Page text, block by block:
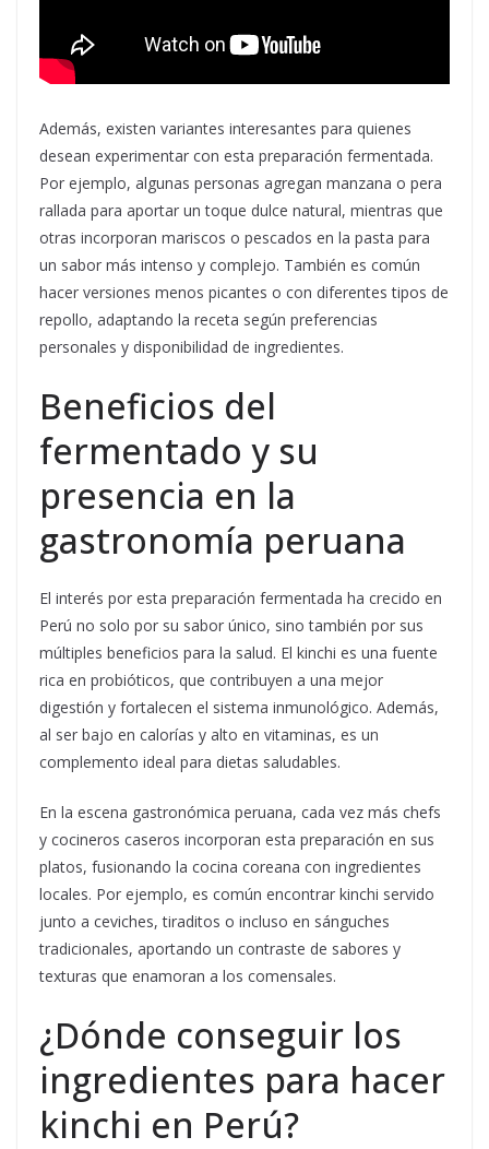
Además, existen variantes interesantes para quienes
desean experimentar con esta preparación fermentada.
Por ejemplo, algunas personas agregan manzana o pera
rallada para aportar un toque dulce natural, mientras que
otras incorporan mariscos o pescados en la pasta para
un sabor más intenso y complejo. También es común
hacer versiones menos picantes o con diferentes tipos de
repollo, adaptando la receta según preferencias
personales y disponibilidad de ingredientes.
Beneficios del
fermentado y su
presencia en la
gastronomía peruana
El interés por esta preparación fermentada ha crecido en
Perú no solo por su sabor único, sino también por sus
múltiples beneficios para la salud. El kinchi es una fuente
rica en probióticos, que contribuyen a una mejor
digestión y fortalecen el sistema inmunológico. Además,
al ser bajo en calorías y alto en vitaminas, es un
complemento ideal para dietas saludables.
En la escena gastronómica peruana, cada vez más chefs
y cocineros caseros incorporan esta preparación en sus
platos, fusionando la cocina coreana con ingredientes
locales. Por ejemplo, es común encontrar kinchi servido
junto a ceviches, tiraditos o incluso en sánguches
tradicionales, aportando un contraste de sabores y
texturas que enamoran a los comensales.
¿Dónde conseguir los
ingredientes para hacer
kinchi en Perú?